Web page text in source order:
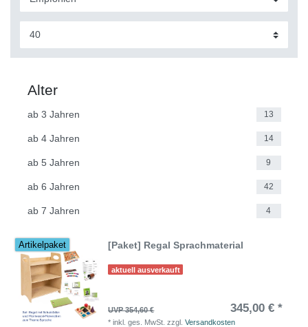
Alter
ab 3 Jahren 13
ab 4 Jahren 14
ab 5 Jahren 9
ab 6 Jahren 42
ab 7 Jahren 4
Artikelpaket [Paket] Regal Sprachmaterial
aktuell ausverkauft
UVP 354,60 € 345,00 € *
*inkl. ges. MwSt. zzgl.Versandkosten